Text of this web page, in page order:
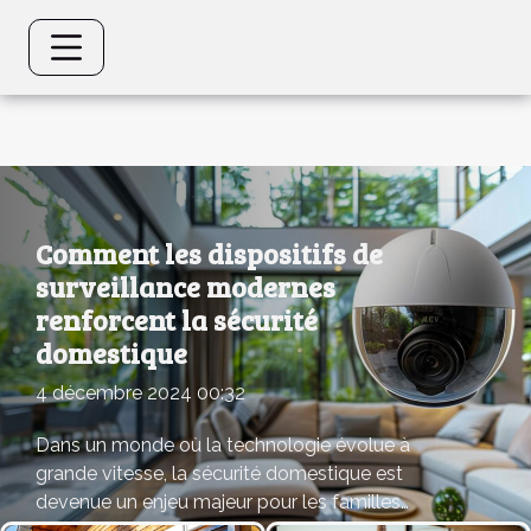
Comment les dispositifs de
surveillance modernes
renforcent la sécurité
domestique
4 décembre 2024 00:32
Dans un monde où la technologie évolue à
grande vitesse, la sécurité domestique est
devenue un enjeu majeur pour les familles